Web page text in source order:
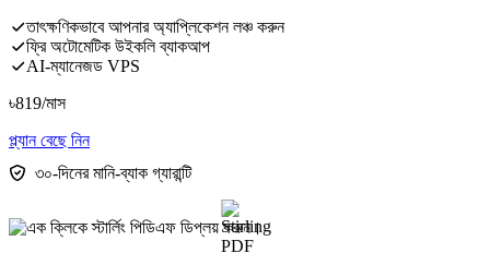
তাৎক্ষণিকভাবে আপনার অ্যাপ্লিকেশন লঞ্চ করুন
ফ্রি অটোমেটিক উইকলি ব্যাকআপ
AI-ম্যানেজড VPS
৳819/মাস
প্ল্যান বেছে নিন
৩০-দিনের মানি-ব্যাক গ্যারান্টি